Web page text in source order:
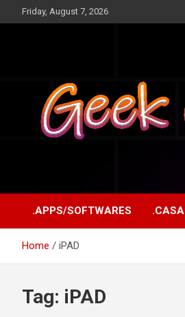
to
Friday, August 7, 2026
.APPS/SOFTWARES .CASA
Home iPAD
Tag: iPAD